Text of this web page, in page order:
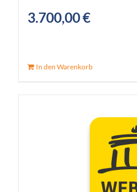
3.700,00€
In den Warenkorb